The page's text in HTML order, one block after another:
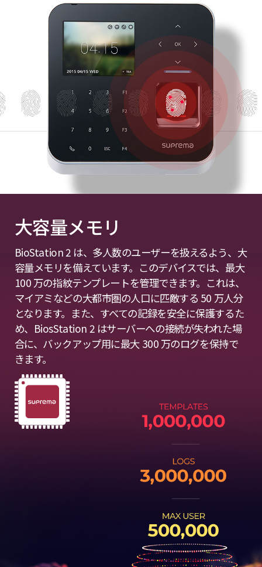
大容量メモリ
BioStation 2 は、多人数のユーザーを扱えるよう、大
容量メモリを備えています。このデバイスでは、最大
100 万の指紋テンプレートを管理できます。これは、
マイアミなどの大都市圏の人口に匹敵する 50 万人分
となります。また、すべての記録を安全に保護するた
め、BiosStation 2 はサーバーへの接続が失われた場
合に、バックアップ用に最大 300 万のログを保持で
きます。